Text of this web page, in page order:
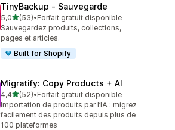
TinyBackup ‑ Sauvegarde
5,0étoile(s) sur 5
(53)
53 avis au total
•Forfait gratuit disponible
Sauvegardez produits, collections,
pages et articles.
Built for Shopify
Migratify: Copy Products + AI
4,4étoile(s) sur 5
(52)
52 avis au total
•Forfait gratuit disponible
Importation de produits par l’IA : migrez
facilement des produits depuis plus de
100 plateformes